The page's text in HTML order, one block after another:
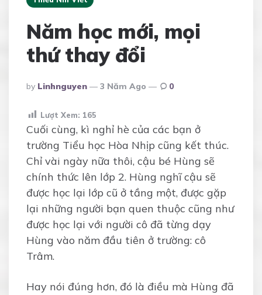
Năm học mới, mọi
thứ thay đổi
Posted
By
By Linhnguyen 3 Năm Ago 0
Lượt Xem: 165
Cuối cùng, kì nghỉ hè của các bạn ở
trường Tiểu học Hòa Nhịp cũng kết thúc.
Chỉ vài ngày nữa thôi, cậu bé Hùng sẽ
chính thức lên lớp 2. Hùng nghĩ cậu sẽ
được học lại lớp cũ ở tầng một, được gặp
lại những người bạn quen thuộc cũng như
được học lại với người cô đã từng dạy
Hùng vào năm đầu tiên ở trường: cô
Trâm.
Hay nói đúng hơn, đó là điều mà Hùng đã